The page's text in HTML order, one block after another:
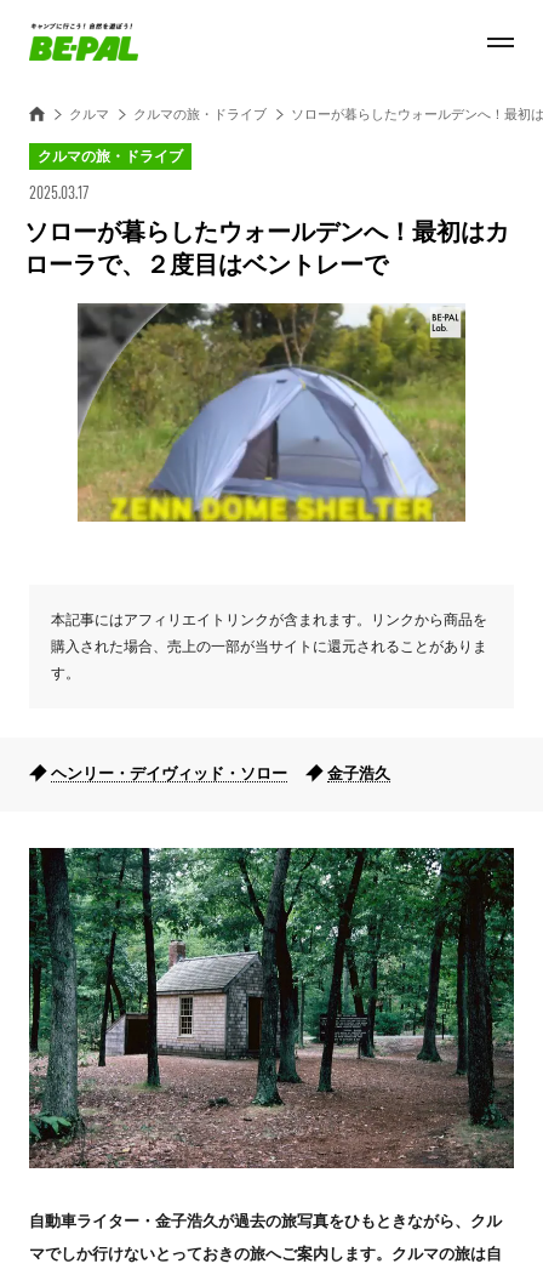
クルマ クルマの旅・ドライブ ソローが暮らしたウォールデンへ！最初
クルマの旅・ドライブ
2025.03.17
ソローが暮らしたウォールデンへ！最初はカ
ローラで、２度目はベントレーで
本記事にはアフィリエイトリンクが含まれます。リンクから商品を
購入された場合、売上の一部が当サイトに還元されることがありま
す。
ヘンリー・デイヴィッド・ソロー 金子浩久
自動車ライター・金子浩久が過去の旅写真をひもときながら、クル
マでしか行けないとっておきの旅へご案内します。クルマの旅は自